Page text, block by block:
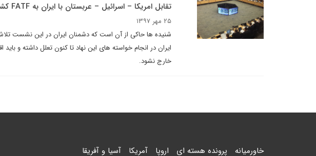
تقابل امریکا – اسرائیل – عربستان با ایران به FATF کشیده شد
۲۵ مهر ۱۳۹۷
شنیده ها حاکی از آن است که دشمنان ایران در این نشست تلاش
ایران در انجام خواسته های این نهاد تا کنون تعلل داشته و
خارج نشود.
خاورمیانه پرونده هسته ای اروپا آمریکا آسیا و آفریقا